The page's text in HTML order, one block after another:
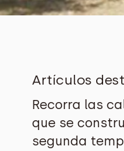
Artículos
Recorra las
que se
segunda